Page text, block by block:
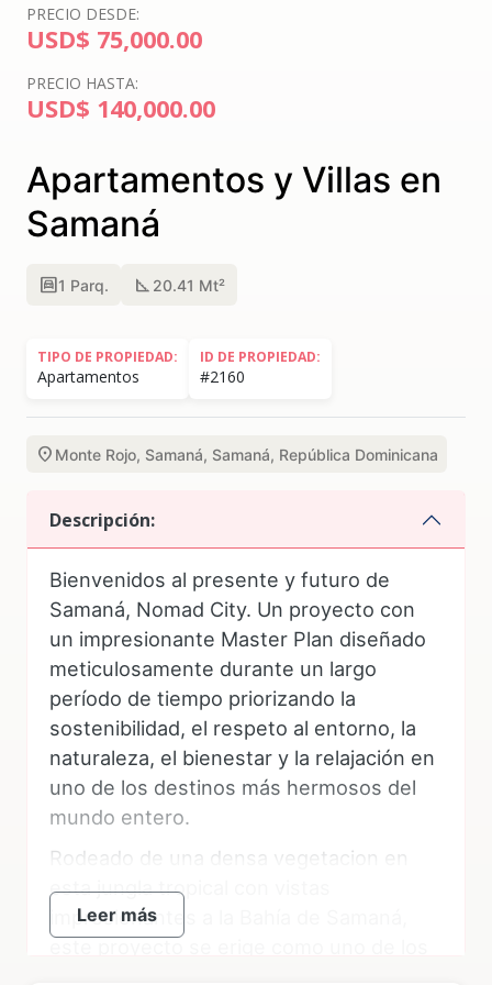
PRECIO DESDE:
USD$ 75,000.00
PRECIO HASTA:
USD$ 140,000.00
Apartamentos y Villas en
Samaná
garage1 Parq. square_foot 20.41 Mt²
TIPO DE PROPIEDAD:
Apartamentos
ID DE PROPIEDAD:
#2160
location_on Monte Rojo, Samaná, Samaná, República Dominicana
Descripción:
Bienvenidos al presente y futuro de
Samaná, Nomad City. Un proyecto con
un impresionante Master Plan diseñado
meticulosamente durante un largo
período de tiempo priorizando la
sostenibilidad, el respeto al entorno, la
naturaleza, el bienestar y la relajación en
uno de los destinos más hermosos del
mundo entero.
Rodeado de una densa vegetacion en
esta jungla tropical con vistas
impresionantes a la Bahía de Samaná,
Leer más